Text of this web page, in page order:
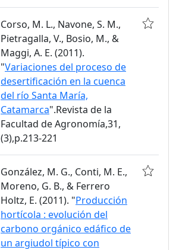
Corso, M. L., Navone, S. M.,
Pietragalla, V., Bosio, M., &
Maggi, A. E. (2011).
"Variaciones del proceso de
desertificación en la cuenca
del río Santa María,
Catamarca".Revista de la
Facultad de Agronomía,31,
(3),p.213-221
González, M. G., Conti, M. E.,
Moreno, G. B., & Ferrero
Holtz, E. (2011). "Producción
hortícola : evolución del
carbono orgánico edáfico de
un argiudol típico con